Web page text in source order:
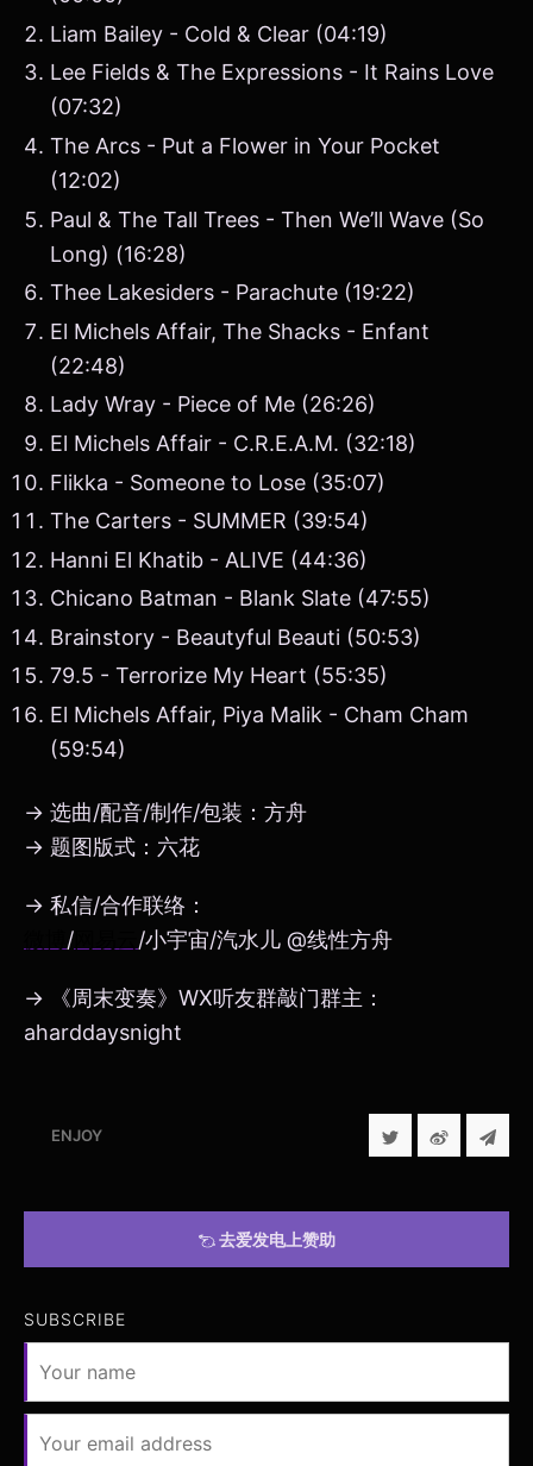
Liam Bailey - Cold & Clear (04:19)
Lee Fields & The Expressions - It Rains Love
(07:32)
The Arcs - Put a Flower in Your Pocket
(12:02)
Paul & The Tall Trees - Then We’ll Wave (So
Long) (16:28)
Thee Lakesiders - Parachute (19:22)
El Michels Affair, The Shacks - Enfant
(22:48)
Lady Wray - Piece of Me (26:26)
El Michels Affair - C.R.E.A.M. (32:18)
Flikka - Someone to Lose (35:07)
The Carters - SUMMER (39:54)
Hanni El Khatib - ALIVE (44:36)
Chicano Batman - Blank Slate (47:55)
Brainstory - Beautyful Beauti (50:53)
79.5 - Terrorize My Heart (55:35)
El Michels Affair, Piya Malik - Cham Cham
(59:54)
→ 选曲/配音/制作/包装：方舟
→ 题图版式：六花
→ 私信/合作联络：
/ /小宇宙/汽水儿 @线性方舟
→ 《周末变奏》WX听友群敲门群主：
aharddaysnight
ENJOY
去爱发电上赞助
SUBSCRIBE